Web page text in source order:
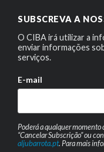
SUBSCREVA A
O CIBA irá utilizar a
enviar informações
serviços.
E-mail
Poderá a qualquer
“Cancelar Subscrição” ou
aljubarrota.pt. Para mais